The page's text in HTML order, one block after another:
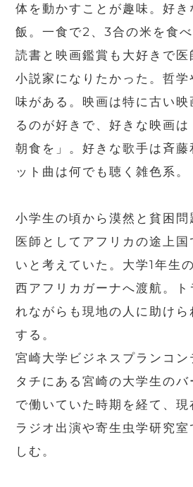
体を動かすことが趣味。好
飯。一食で2、3合の米を食べ
読書と映画鑑賞も大好きで
小説家になりたかった。哲
味がある。映画は特に古い
るのが好きで、好きな映画
朝食を」。好きな歌手は斉藤
ット曲は何でも聴く雑色系。
小学生の頃から漠然と貧困問
医師としてアフリカの途上
いと考えていた。大学1年生
西アフリカガーナへ渡航。ト
れながらも現地の人に助けら
する。
宮崎大学ビジネスプランコ
タチにある宮崎の大学生の
で働いていた時期を経て、
ラジオ出演や寄生虫学研究
しむ。